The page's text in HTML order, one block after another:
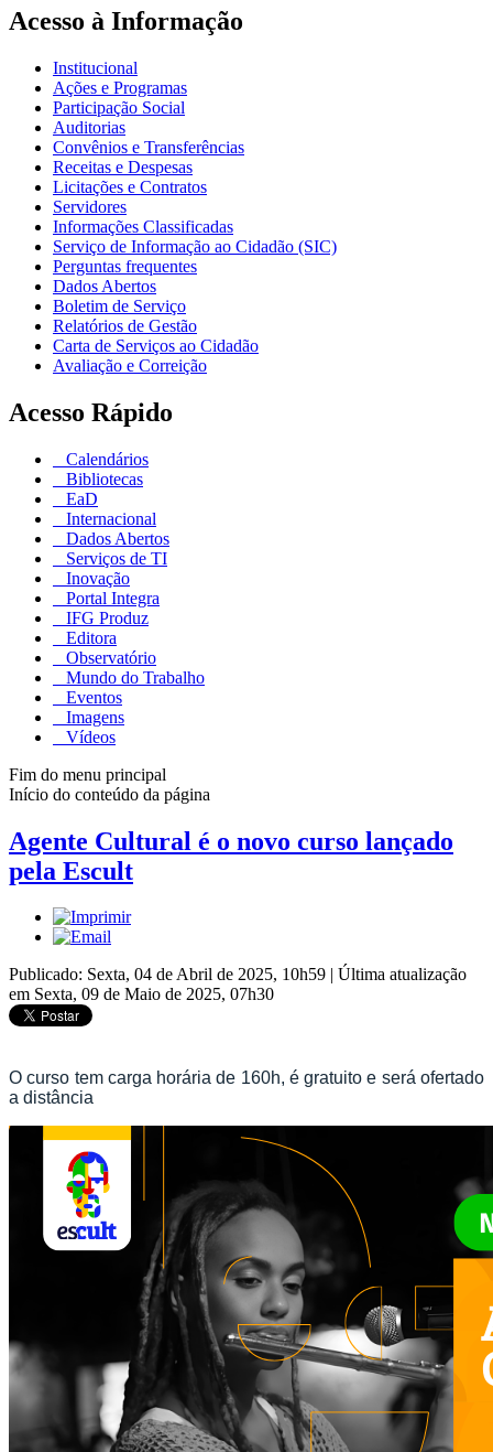
Acesso à Informação
Institucional
Ações e Programas
Participação Social
Auditorias
Convênios e Transferências
Receitas e Despesas
Licitações e Contratos
Servidores
Informações Classificadas
Serviço de Informação ao Cidadão (SIC)
Perguntas frequentes
Dados Abertos
Boletim de Serviço
Relatórios de Gestão
Carta de Serviços ao Cidadão
Avaliação e Correição
Acesso Rápido
Calendários
Bibliotecas
EaD
Internacional
Dados Abertos
Serviços de TI
Inovação
Portal Integra
IFG Produz
Editora
Observatório
Mundo do Trabalho
Eventos
Imagens
Vídeos
Fim do menu principal
Início do conteúdo da página
Agente Cultural é o novo curso lançado
pela Escult
Publicado: Sexta, 04 de Abril de 2025, 10h59 | Última atualização
em Sexta, 09 de Maio de 2025, 07h30
O curso tem carga horária de 160h, é gratuito e será ofertado
a distância